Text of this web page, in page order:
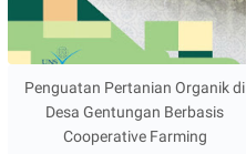
Penguatan Pertanian Organik di
Desa Gentungan Berbasis
Cooperative Farming